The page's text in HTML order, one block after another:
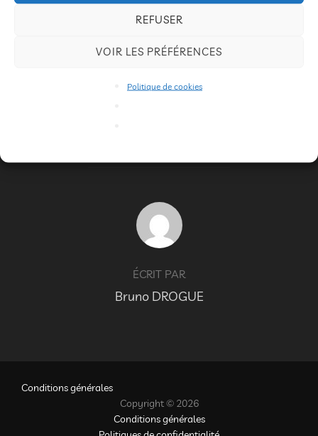
REFUSER
VOIR LES PRÉFÉRENCES
Politique de cookies
AUTEUR DE LA PUBLICATION
ÉCRIT PAR
Bruno DROGUE
Conditions générales
Copyright © 2026
Conditions générales